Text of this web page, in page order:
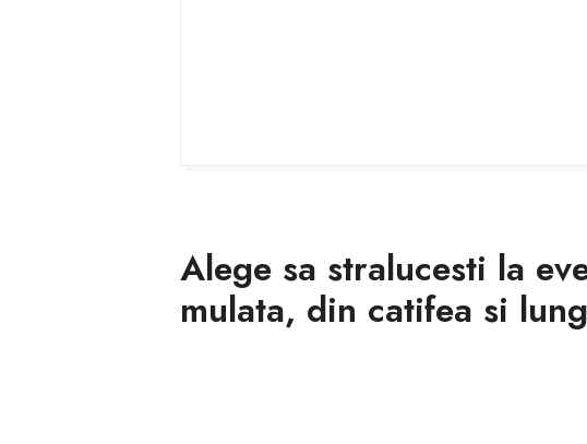
Alege sa stralucesti la
mulata, din catifea si